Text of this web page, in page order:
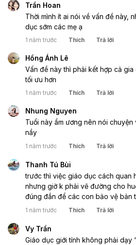
Trần Hoan
Thời mình ít ai nói về vấn đề này,
dục sớm các mẹ ạ
1 năm trước Thích Trả lời
Hồng Ánh Lê
Vấn đề này thì phải kết hợp cả
tối ưu hơn
1 năm trước Thích Trả lời
Nhung Nguyen
Tuổi này ẩm ương nên nói
nầy
1 năm trước Thích Trả lời
Thanh Tú Bùi
trước thì việc giáo dục cách quan
nhưng giờ k phải vẽ đường cho
đúng đắn để các con bảo vệ bản
1 năm trước Thích Trả lời
Vy Trần
Giáo dục giới tính không phải dạy